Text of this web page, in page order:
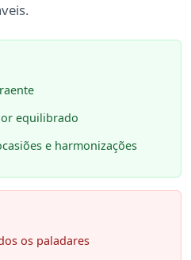
equilibrado
e harmonizações
os paladares